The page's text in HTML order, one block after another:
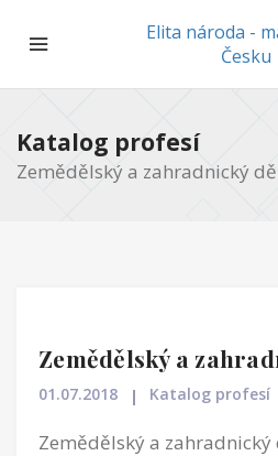
Elita národa -
Česku
Katalog profesí
Zemědělský a zahradnický
Zemědělský a
01.07.2018 Katalog profesí
Zemědělský a